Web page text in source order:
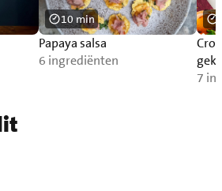
Papaya salsa
6 ingrediënten
10 min
7